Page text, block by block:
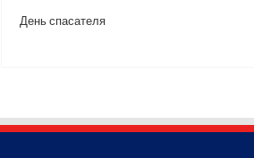
День спасателя